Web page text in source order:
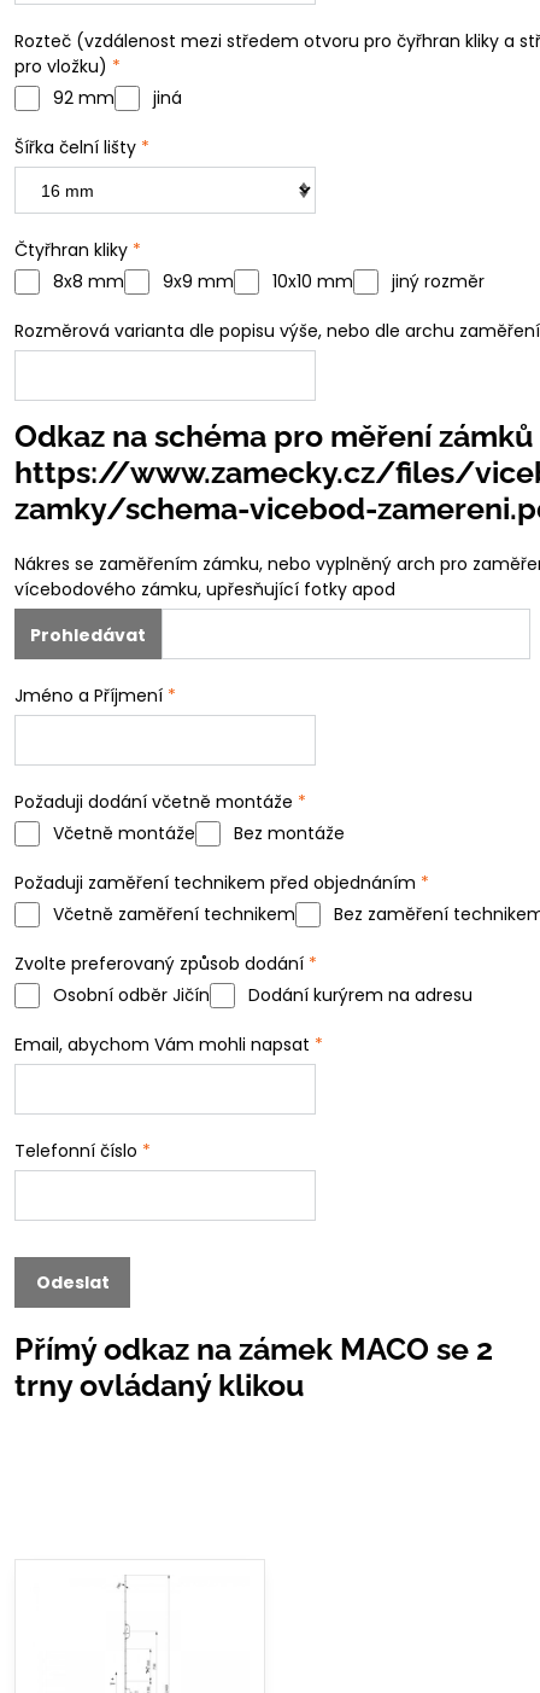
Rozteč (vzdálenost mezi středem otvoru pro čyřhran kliky a
pro vložku) *
92 mm
jiná
Šířka čelní lišty *
Čtyřhran kliky *
8x8 mm
9x9 mm 10x10 mm jiný rozměr
Rozměrová varianta dle popisu výše, nebo dle archu zaměření
Odkaz na schéma pro měření zámků
https://www.zamecky.cz/files/
zamky/schema-vicebod-
Nákres se zaměřením zámku, nebo vyplněný arch pro
vícebodového zámku, upřesňující fotky apod
Jméno a Příjmení *
Požaduji dodání včetně montáže *
Včetně montáže
Bez montáže
Požaduji zaměření technikem před objednáním *
Včetně zaměření technikem
Bez zaměření
Zvolte preferovaný způsob dodání *
Osobní odběr Jičín
Dodání kurýrem na adresu
Email, abychom Vám mohli napsat *
Telefonní číslo *
Odeslat
Přímý odkaz na zámek MACO se 2
trny ovládaný klikou